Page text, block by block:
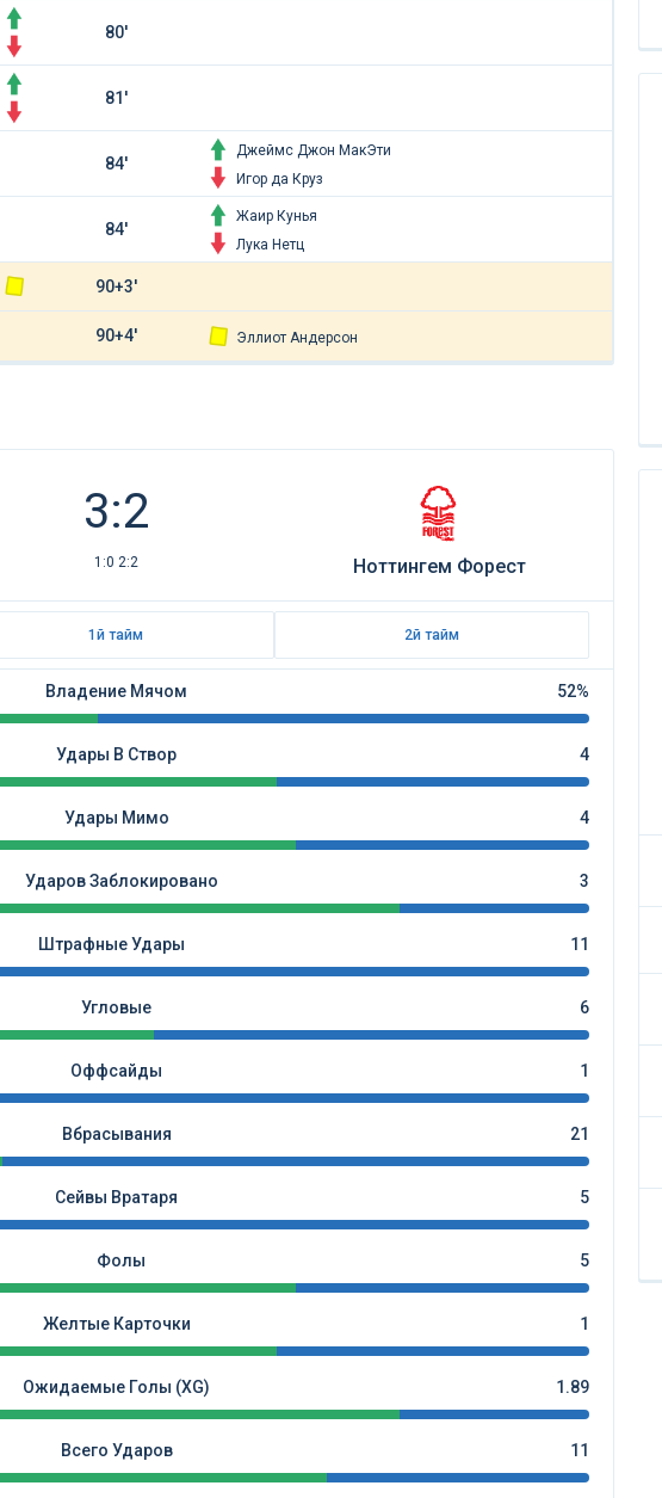
80'
81'
84'
Джеймс Джон МакЭти
Игор да Круз
84'
Жаир Кунья
Лука Нетц
90+3'
90+4' Эллиот Андерсон
3:2
1:0 2:2 Ноттингем Форест
1й тайм 2й тайм
Владение Мячом 52%
Удары В Створ 4
Удары Мимо 4
Ударов Заблокировано 3
Штрафные Удары 11
Угловые 6
Оффсайды 1
Вбрасывания 21
Сейвы Вратаря 5
Фолы 5
Желтые Карточки 1
Ожидаемые Голы (xG) 1.89
Всего Ударов 11